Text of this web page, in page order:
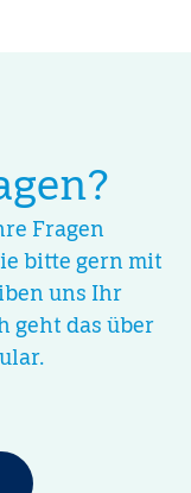
Fragen
bitte gern mit
uns Ihr
geht das über